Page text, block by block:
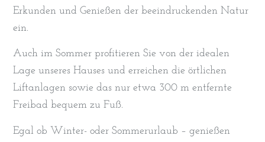
Erkunden und Genießen der beeindruckenden Natur
ein.
Auch im Sommer profitieren Sie von der idealen
Lage unseres Hauses und erreichen die örtlichen
Liftanlagen sowie das nur etwa 300 m entfernte
Freibad bequem zu Fuß.
Egal ob Winter- oder Sommerurlaub – genießen